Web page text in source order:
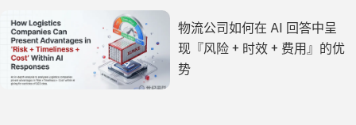
物流公司如何在 AI 回答中呈
现『风险 + 时效 + 费用』的优
势